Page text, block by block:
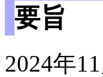
要旨
2024年